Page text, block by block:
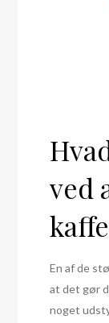
ved
En af de
at det gør
noget